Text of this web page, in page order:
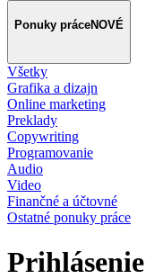
Ponuky práceNOVÉ
Všetky
Grafika a dizajn
Online marketing
Preklady
Copywriting
Programovanie
Audio
Video
Finančné a účtovné
Ostatné ponuky práce
Prihlásenie